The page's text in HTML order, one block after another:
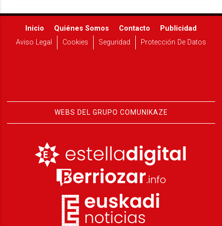
Inicio Quiénes Somos Contacto
Publicidad
Aviso Legal
Cookies Seguridad Protección De Datos
WEBS DEL GRUPO COMUNIKAZE